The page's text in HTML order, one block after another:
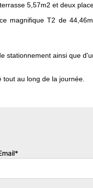
5,57m2 et deux
magnifique T2 de
stationnement ainsi que
au long de la journée.
éclairage des